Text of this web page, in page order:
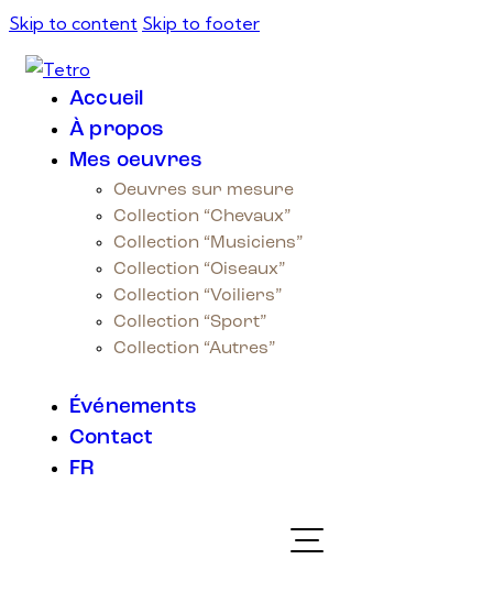
Skip to content Skip to footer
Accueil
À propos
Mes oeuvres
Oeuvres sur mesure
Collection “Chevaux”
Collection “Musiciens”
Collection “Oiseaux”
Collection “Voiliers”
Collection “Sport”
Collection “Autres”
Événements
Contact
FR